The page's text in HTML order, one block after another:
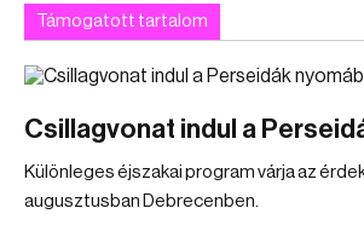
Támogatott tartalom
Csillagvonat indul a
Különleges éjszakai program várja az
augusztusban Debrecenben.